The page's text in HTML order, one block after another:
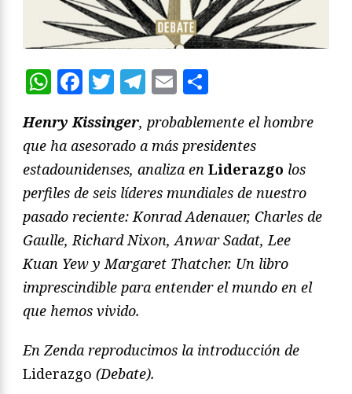
WhatsApp
Facebook
Twitter
Telegram
Email
Henry Kissinger, probablemente el hombre
que ha asesorado a más presidentes
estadounidenses, analiza en Liderazgo los
perfiles de seis líderes mundiales de nuestro
pasado reciente: Konrad Adenauer, Charles de
Gaulle, Richard Nixon, Anwar Sadat, Lee
Kuan Yew y Margaret Thatcher. Un libro
imprescindible para entender el mundo en el
que hemos vivido.
En Zenda reproducimos la introducción de
Liderazgo (Debate).